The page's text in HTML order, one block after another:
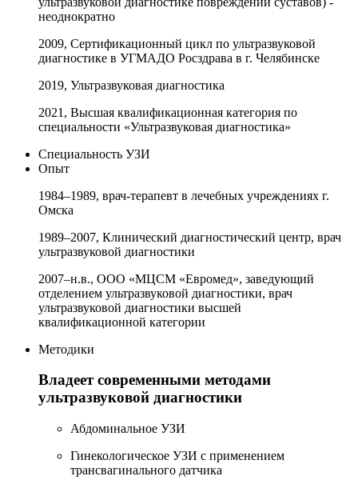
неоднократно
2009, Сертификационный цикл по ультразвуковой
диагностике в УГМАДО Росздрава в г. Челябинске
2019, Ультразвуковая диагностика
2021, Высшая квалификационная категория по
специальности «Ультразвуковая диагностика»
Специальность УЗИ
Опыт
1984–1989, врач-терапевт в лечебных учреждениях г.
Омска
1989–2007, Клинический диагностический центр, врач
ультразвуковой диагностики
2007–н.в., ООО «МЦСМ «Евромед», заведующий
отделением ультразвуковой диагностики, врач
ультразвуковой диагностики высшей
квалификационной категории
Методики
Владеет современными методами
ультразвуковой диагностики
Абдоминальное УЗИ
Гинекологическое УЗИ с применением
трансвагинального датчика